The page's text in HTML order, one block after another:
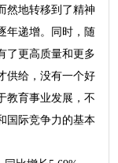
然地转移到了精神
年递增。同时，随
了更高质量和更多
供给，没有一个好
教育事业发展，不
国际竞争力的基本